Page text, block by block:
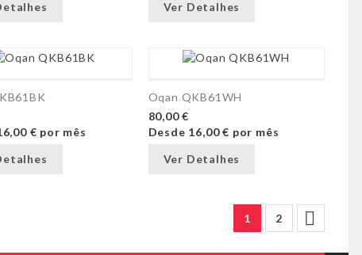
Ver Detalhes
€ por mês
Oqan QKB61WH
80,00 €
Desde 16,00 € por mês
Ver Detalhes
1 2 